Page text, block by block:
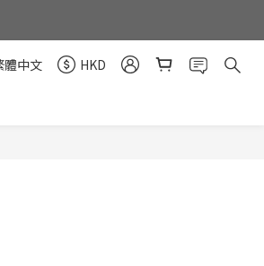
體中文
HKD